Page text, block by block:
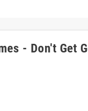
- Don't Get